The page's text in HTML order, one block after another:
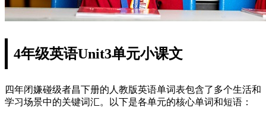
4年级英语Unit3单元小课文
四年闭嫌碰级者昌下册的人教版英语单词表包含了多个生活和
学习场景中的关键词汇。以下是各单元的核心单词和短语：